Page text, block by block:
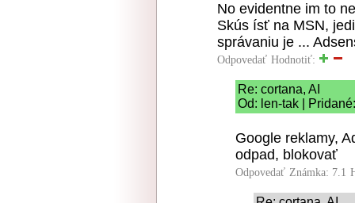
No evidentne im to
Skús ísť na MSN,
správaniu je ...
Odpovedať Hodnotiť:
Re: cortana, AI
Od: len-tak |
Google reklamy,
odpad, blokovať
Odpovedať Známka: 7.1